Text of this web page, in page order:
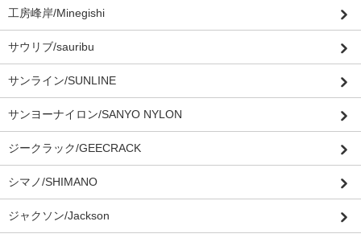
工房峰岸/Minegishi
サウリブ/sauribu
サンライン/SUNLINE
サンヨーナイロン/SANYO NYLON
ジークラック/GEECRACK
シマノ/SHIMANO
ジャクソン/Jackson